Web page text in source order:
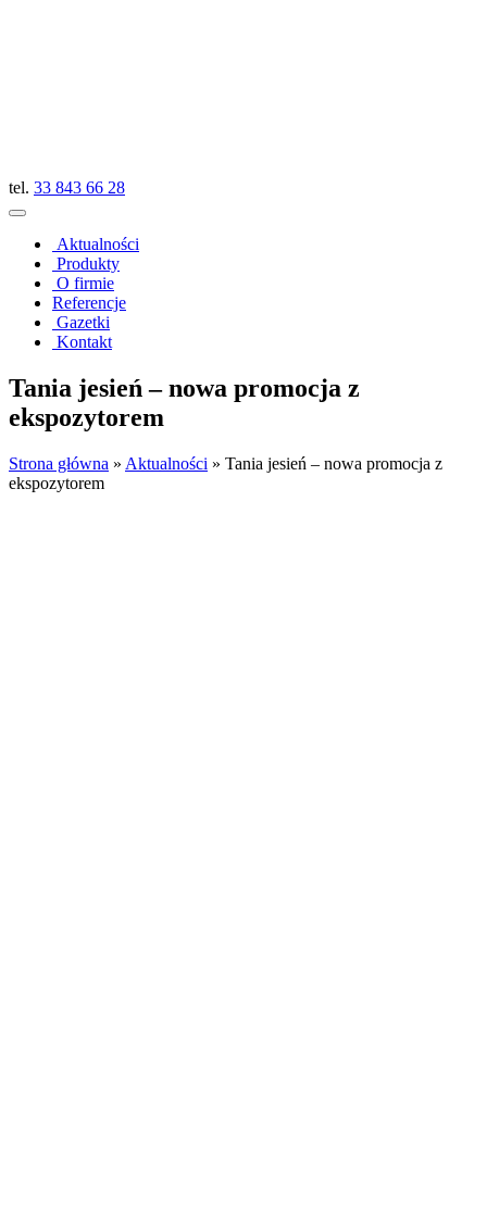
tel. 33 843 66 28
Aktualności
Produkty
O firmie
Referencje
Gazetki
Kontakt
Tania jesień – nowa promocja z
ekspozytorem
Strona główna » Aktualności » Tania jesień – nowa promocja z
ekspozytorem